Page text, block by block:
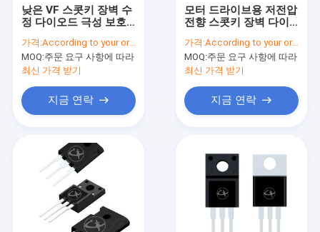
품질 관리
저희와 연락
사건
인버터 IGBT
낮은 VF 스콧키 장벽 수
정 다이오드 극성 보호
가격:According to your order requirement
MOQ:주문 요구 사항에 따라
최신 가격 받기
지금 연락
모터 드라이브용 저전압
전향 스콧키 장벽 다이
가격:According to your order requirement
MOQ:주문 요구 사항에 따라
최신 가격 받기
지금 연락